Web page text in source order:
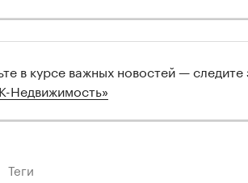
в курсе важных новостей — следите
Недвижимость»
Теги